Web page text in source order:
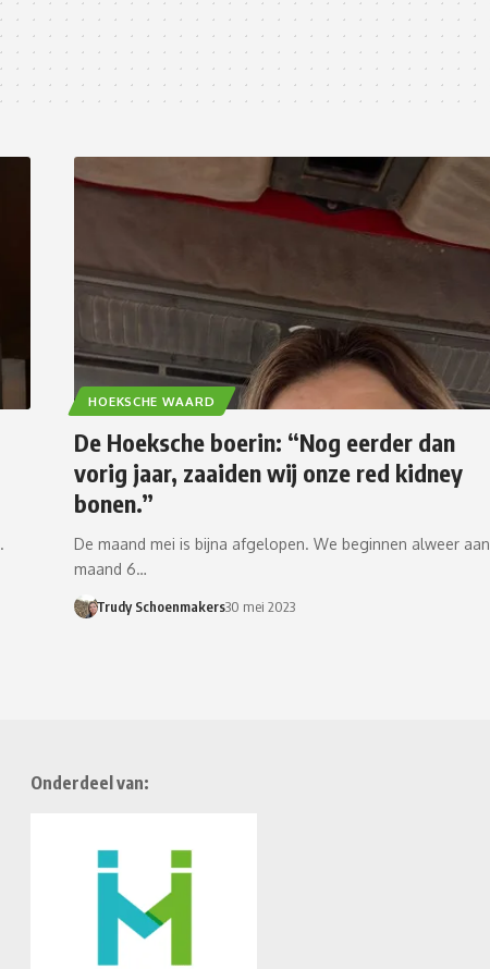
HOEKSCHE WAARD
De Hoeksche boerin: “Nog eerder dan
vorig jaar, zaaiden wij onze red kidney
bonen.”
De maand mei is bijna afgelopen. We beginnen alweer aan
maand 6…
Trudy Schoenmakers30 mei 2023
Onderdeel van: